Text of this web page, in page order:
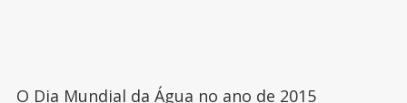
O Dia Mundial da Água no ano de 2015